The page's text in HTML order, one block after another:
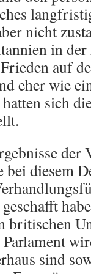
nicht
in
auf
eher wie
sich
der
diesem
britischen
sind